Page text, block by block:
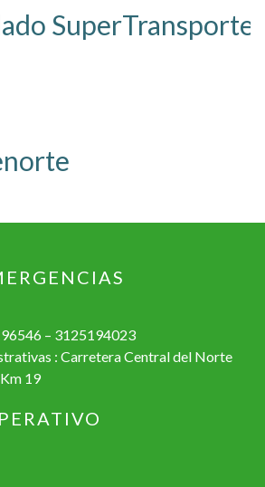
– 3125194023
: Carretera Central del Norte
19